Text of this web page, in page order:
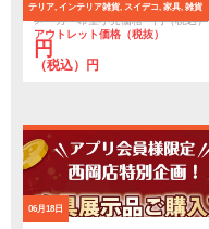
テリア, インテリア雑貨, スイデコ, 家具, 雑貨
メーカー希望小売価格 円（税込）
アウトレット価格（税抜）
円
（税込）円
06月18日